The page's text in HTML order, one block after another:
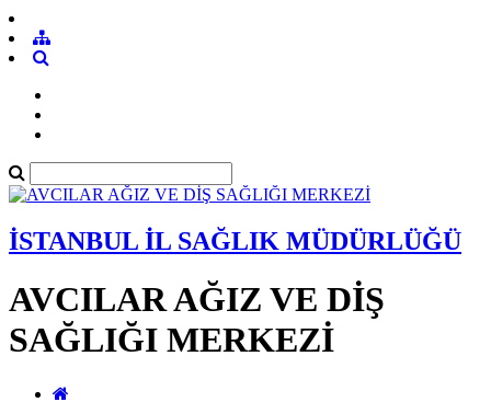
İSTANBUL İL SAĞLIK MÜDÜRLÜĞÜ
AVCILAR AĞIZ VE DİŞ
SAĞLIĞI MERKEZİ